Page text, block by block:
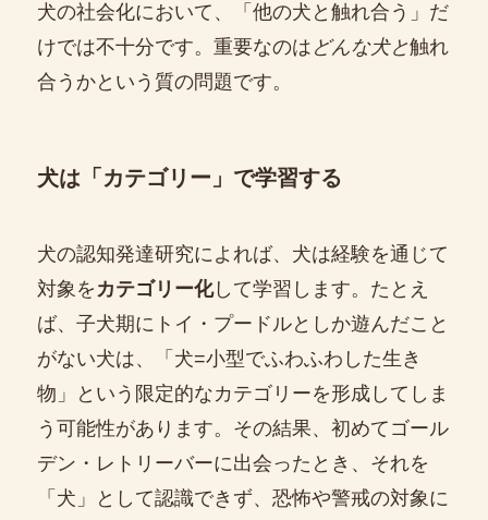
犬の社会化において、「他の犬と触れ合う」だ
けでは不十分です。重要なのは どんな犬と触れ
合うかという質の問題です。
犬は「カテゴリー」で学習する
犬の認知発達研究によれば、犬は経験を通じて
対象を カテゴリー化して学習します。たとえ
ば、子犬期にトイ・プードルとしか遊んだこと
がない犬は、「犬=小型でふわふわした生き
物」という限定的なカテゴリーを形成してしま
う可能性があります。その結果、初めてゴール
デン・レトリーバーに出会ったとき、それを
「犬」として認識できず、恐怖や警戒の対象に